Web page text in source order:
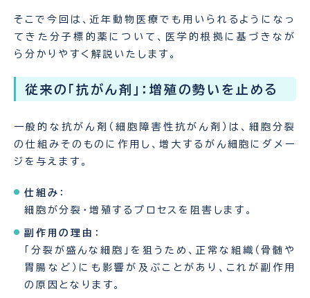
そこで今回は、近年動物医療でも用いられるようになっ
てきた分子標的薬について、医学的根拠に基づきなが
ら分かりやすく解説いたします。
従来の「抗がん剤」：増殖の勢いを止める
一般的な抗がん剤（細胞障害性抗がん剤）は、細胞分裂
の仕組みそのものに作用し、増大するがん細胞にダメー
ジを与えます。
仕組み ：
細胞が分裂・増殖するプロセスを阻害します。
副作用の理由 ：
「分裂が盛んな細胞」を狙うため、正常な組織（骨髄や
胃腸など）にも影響が及ぶことがあり、これが副作用
の原因となります。